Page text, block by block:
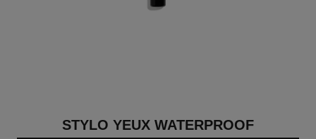
STYLO YEUX WATERPROOF